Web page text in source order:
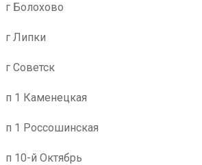
г Болохово
г Липки
г Советск
п 1 Каменецкая
п 1 Россошинская
п 10-й Октябрь